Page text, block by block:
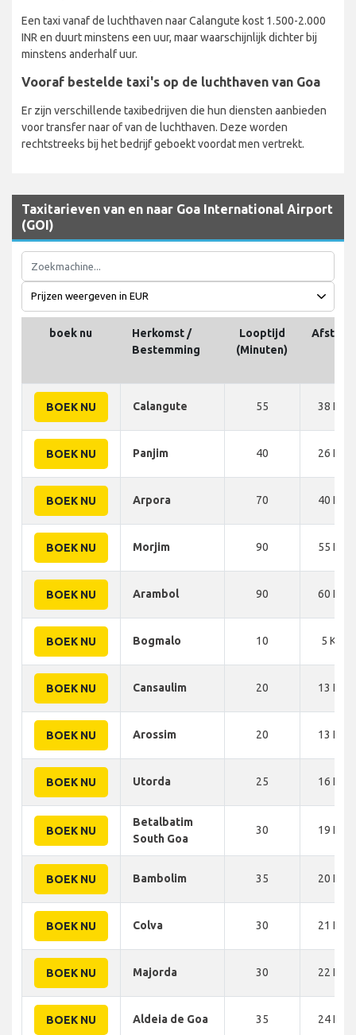
Een taxi vanaf de luchthaven naar Calangute kost 1.500-2.000
INR en duurt minstens een uur, maar waarschijnlijk dichter bij
minstens anderhalf uur.
Vooraf bestelde taxi's op de luchthaven van Goa
Er zijn verschillende taxibedrijven die hun diensten aanbieden
voor transfer naar of van de luchthaven. Deze worden
rechtstreeks bij het bedrijf geboekt voordat men vertrekt.
Taxitarieven van en naar Goa International Airport
(GOI)
boek nu
Herkomst /
Bestemming
Looptijd
(Minuten)
Afstand
BOEK NU Calangute 55 38 KM
BOEK NU Panjim 40 26 KM
BOEK NU Arpora 70 40 KM
BOEK NU Morjim 90 55 KM
BOEK NU Arambol 90 60 KM
BOEK NU Bogmalo 10 5 KM
BOEK NU Cansaulim 20 13 KM
BOEK NU Arossim 20 13 KM
BOEK NU Utorda 25 16 KM
BOEK NU
Betalbatim
South Goa
30 19 KM
BOEK NU Bambolim 35 20 KM
BOEK NU Colva 30 21 KM
BOEK NU Majorda 30 22 KM
BOEK NU Aldeia de Goa 35 24 KM